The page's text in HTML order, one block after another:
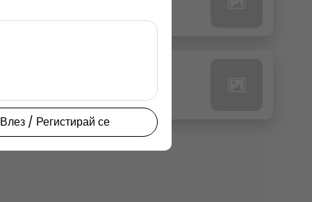
Влез / Регистирай се